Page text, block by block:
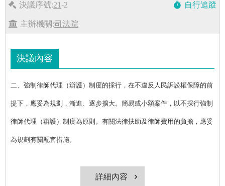
決議序號:21-2 timer 自行追蹤
主辦機關:司法院
決議內容
二、強制律師代理（辯護）制度的採行，在不違反人民訴訟權保障的前
提下，應妥為規劃，漸進、逐步擴大。簡易或小額案件，以不採行強制
律師代理（辯護）制度為原則。有關法律扶助及律師費用的負擔，應妥
為規劃有關配套措施。
詳細內容